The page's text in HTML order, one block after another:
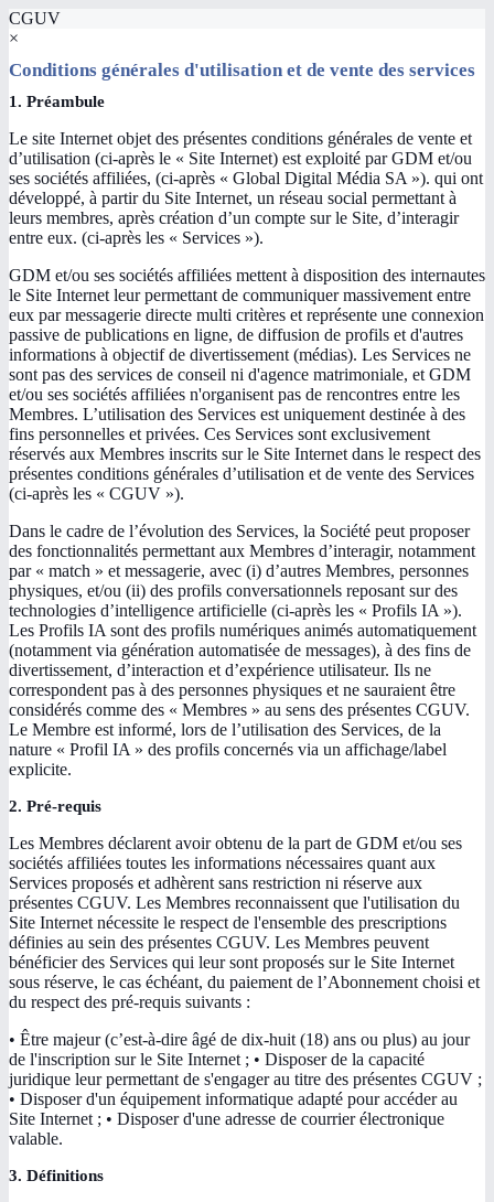
CGUV
×
Conditions générales d'utilisation et de vente des services
1. Préambule
Le site Internet objet des présentes conditions générales de vente et
d’utilisation (ci-après le « Site Internet) est exploité par GDM et/ou
ses sociétés affiliées, (ci-après « Global Digital Média SA »). qui ont
développé, à partir du Site Internet, un réseau social permettant à
leurs membres, après création d’un compte sur le Site, d’interagir
entre eux. (ci-après les « Services »).
GDM et/ou ses sociétés affiliées mettent à disposition des internautes
le Site Internet leur permettant de communiquer massivement entre
eux par messagerie directe multi critères et représente une connexion
passive de publications en ligne, de diffusion de profils et d'autres
informations à objectif de divertissement (médias). Les Services ne
sont pas des services de conseil ni d'agence matrimoniale, et GDM
et/ou ses sociétés affiliées n'organisent pas de rencontres entre les
Membres. L’utilisation des Services est uniquement destinée à des
fins personnelles et privées. Ces Services sont exclusivement
réservés aux Membres inscrits sur le Site Internet dans le respect des
présentes conditions générales d’utilisation et de vente des Services
(ci-après les « CGUV »).
Dans le cadre de l’évolution des Services, la Société peut proposer
des fonctionnalités permettant aux Membres d’interagir, notamment
par « match » et messagerie, avec (i) d’autres Membres, personnes
physiques, et/ou (ii) des profils conversationnels reposant sur des
technologies d’intelligence artificielle (ci-après les « Profils IA »).
Les Profils IA sont des profils numériques animés automatiquement
(notamment via génération automatisée de messages), à des fins de
divertissement, d’interaction et d’expérience utilisateur. Ils ne
correspondent pas à des personnes physiques et ne sauraient être
considérés comme des « Membres » au sens des présentes CGUV.
Le Membre est informé, lors de l’utilisation des Services, de la
nature « Profil IA » des profils concernés via un affichage/label
explicite.
2. Pré-requis
Les Membres déclarent avoir obtenu de la part de GDM et/ou ses
sociétés affiliées toutes les informations nécessaires quant aux
Services proposés et adhèrent sans restriction ni réserve aux
présentes CGUV. Les Membres reconnaissent que l'utilisation du
Site Internet nécessite le respect de l'ensemble des prescriptions
définies au sein des présentes CGUV. Les Membres peuvent
bénéficier des Services qui leur sont proposés sur le Site Internet
sous réserve, le cas échéant, du paiement de l’Abonnement choisi et
du respect des pré-requis suivants :
• Être majeur (c’est-à-dire âgé de dix-huit (18) ans ou plus) au jour
de l'inscription sur le Site Internet ; • Disposer de la capacité
juridique leur permettant de s'engager au titre des présentes CGUV ;
• Disposer d'un équipement informatique adapté pour accéder au
Site Internet ; • Disposer d'une adresse de courrier électronique
valable.
3. Définitions